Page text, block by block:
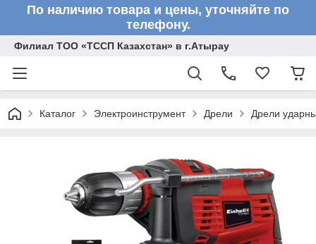
По наличию товара и цены, уточняйте по
телефону.
Филиал ТОО «ТССП Казахстан» в г.Атырау
Каталог Электроинструмент Дрели Дрели